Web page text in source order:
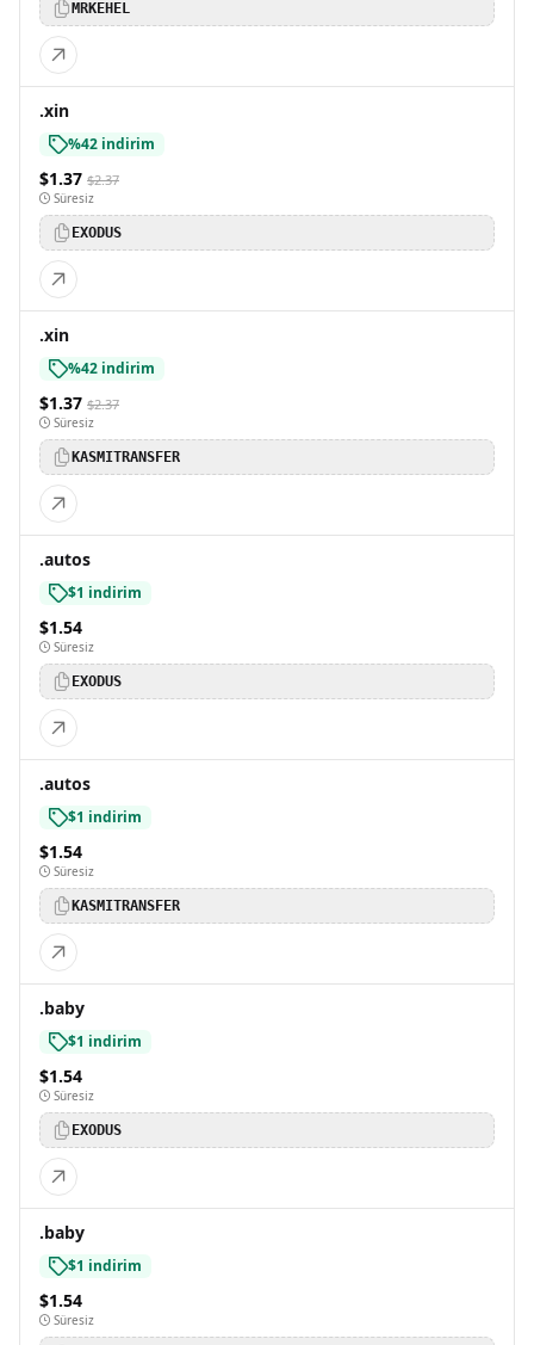
MRKEHEL
.xin
%42 indirim
$1.37 $2.37
Süresiz
EXODUS
.xin
%42 indirim
$1.37 $2.37
Süresiz
KASMITRANSFER
.autos
$1 indirim
$1.54
Süresiz
EXODUS
.autos
$1 indirim
$1.54
Süresiz
KASMITRANSFER
.baby
$1 indirim
$1.54
Süresiz
EXODUS
.baby
$1 indirim
$1.54
Süresiz